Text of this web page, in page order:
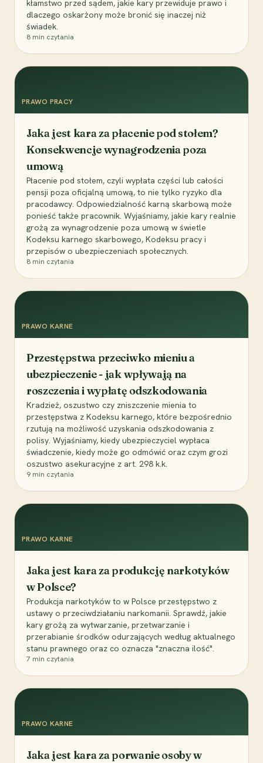
kłamstwo przed sądem, jakie kary przewiduje prawo i
dlaczego oskarżony może bronić się inaczej niż
świadek.
8 min czytania
PRAWO PRACY
Jaka jest kara za płacenie pod stołem?
Konsekwencje wynagrodzenia poza
umową
Płacenie pod stołem, czyli wypłata części lub całości
pensji poza oficjalną umową, to nie tylko ryzyko dla
pracodawcy. Odpowiedzialność karną skarbową może
ponieść także pracownik. Wyjaśniamy, jakie kary realnie
grożą za wynagrodzenie poza umową w świetle
Kodeksu karnego skarbowego, Kodeksu pracy i
przepisów o ubezpieczeniach społecznych.
8 min czytania
PRAWO KARNE
Przestępstwa przeciwko mieniu a
ubezpieczenie - jak wpływają na
roszczenia i wypłatę odszkodowania
Kradzież, oszustwo czy zniszczenie mienia to
przestępstwa z Kodeksu karnego, które bezpośrednio
rzutują na możliwość uzyskania odszkodowania z
polisy. Wyjaśniamy, kiedy ubezpieczyciel wypłaca
świadczenie, kiedy może go odmówić oraz czym grozi
oszustwo asekuracyjne z art. 298 k.k.
9 min czytania
PRAWO KARNE
Jaka jest kara za produkcję narkotyków
w Polsce?
Produkcja narkotyków to w Polsce przestępstwo z
ustawy o przeciwdziałaniu narkomanii. Sprawdź, jakie
kary grożą za wytwarzanie, przetwarzanie i
przerabianie środków odurzających według aktualnego
stanu prawnego oraz co oznacza "znaczna ilość".
7 min czytania
PRAWO KARNE
Jaka jest kara za porwanie osoby w